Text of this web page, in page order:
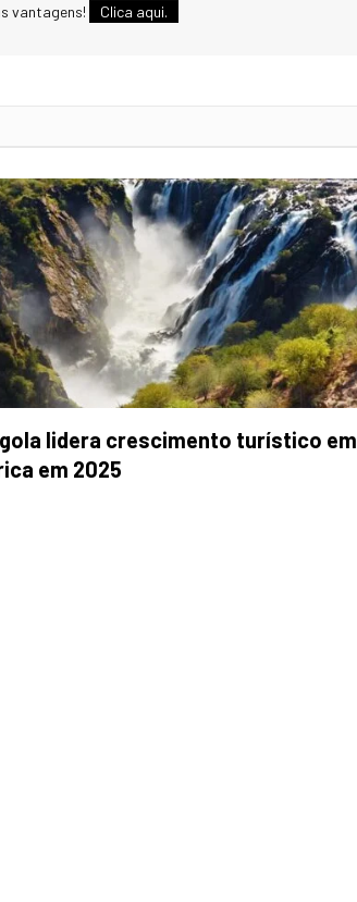
vantagens!
Clica aqui.
lidera crescimento turístico em
em 2025